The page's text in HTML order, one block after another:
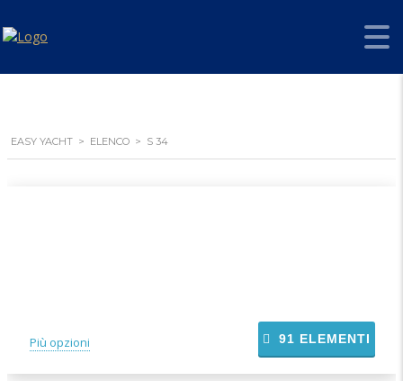
EASY YACHT > ELENCO > S 34
Più opzioni 91 ELEMENTI